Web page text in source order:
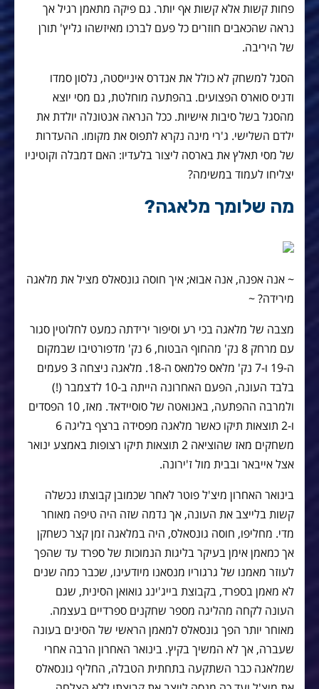
פחות קשות אלא קשות אף יותר. גם פיקה מתאמן רגיל אך
נראה שהכאבים חוזרים כל פעם לברכו מאיזשהו גליץ' תורן
של היריבה.
הסגל למשחק לא כולל את אנדרס אינייסטה, נלסון סמדו
ודניס סוארס הפצועים. בהפתעה מוחלטת, גם מסי יוצא
מהסגל בשל סיבות אישיות. ככל הנראה אנטונלה יולדת את
ילדם השלישי. ג'רי מינה נקרא לתפוס את מקומו. ההעדרות
של מסי תאלץ את בארסה ליצור בלעדיו: האם דמבלה וקוטיניו
יצליחו לעמוד במשימה?
מה שלומך מלאגה?
~ אנה אפנה, אנה אבוא; איך חוסה גונסאלס מציל את מלאגה
מירידה? ~
מצבה של מלאגה בכי רע וסיפור ירידתה כמעט לחלוטין סגור
עם מרחק 8 נק' מהחוף הבטוח, 6 נק' מדפורטיבו שבמקום
ה-19 ו-7 נק' מלאס פלמאס ה-18. מלאגה ניצחה 3 פעמים
בלבד העונה, הפעם האחרונה הייתה ב-10 לדצמבר (!)
ולמרבה ההפתעה, באנואטה של סוסיידאד. מאז, 10 הפסדים
ו-2 תוצאות תיקו כאשר מלאגה מפסידה ברצף בליגה 6
משחקים מאז שהוציאה 2 תוצאות תיקו רצופות באמצע ינואר
אצל אייבאר ובבית מול ז'ירונה.
בינואר האחרון מיצ'ל פוטר לאחר שכמובן קבוצתו נכשלה
קשות בלייצב את העונה, אך נדמה שזה היה טיפה מאוחר
מדי. מחליפו, חוסה גונסאלס, היה במלאגה זמן קצר כשחקן
אך כמאמן אימן בעיקר בליגות הנמוכות של ספרד עד שהפך
לעוזר מאמנו של גרגוריו מנסאנו מיודעינו, שכבר כמה שנים
לא מאמן בספרד, בקבוצת בייג'ינג גואואן הסינית, שגם
העונה לקחה מהליגה מספר שחקנים ספרדיים בעצמה.
מאוחר יותר הפך גונסאלס למאמן הראשי של הסינים בעונה
שעברה, אך לא המשיך בקיץ. בינואר האחרון הרבה אחרי
שמלאגה כבר השתקעה בתחתית הטבלה, החליף גונסאלס